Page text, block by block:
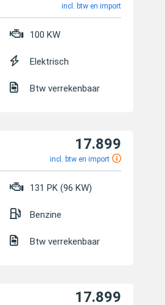
incl. btw en import
100 KW
Elektrisch
Btw verrekenbaar
17.899
incl. btw en import
131 PK (96 KW)
Benzine
Btw verrekenbaar
17.899